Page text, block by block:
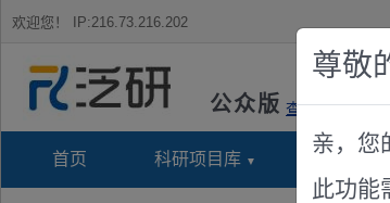
欢迎您！ IP:216.73.216.202
公众版 查看说明
首页 科研项目库 项目指南库
尊敬
亲，您
此功能